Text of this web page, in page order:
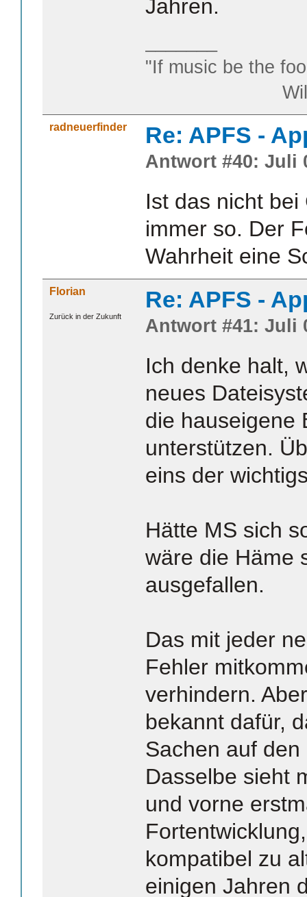
Jahren.
"If music be the
William
radneuerfinder Re: APFS -
Antwort #40: Juli
Ist das nicht
immer so. Der
Wahrheit eine
Florian
Zurück in der Zukunft
Re: APFS -
Antwort #41: Juli
Ich denke halt,
neues
die hauseigene
unterstützen.
eins der
Hätte MS sich
wäre die Häme
ausgefallen.
Das mit jeder
Fehler
verhindern.
bekannt dafür,
Sachen auf
Dasselbe sieht
und vorne
kompatibel zu
einigen Jahren